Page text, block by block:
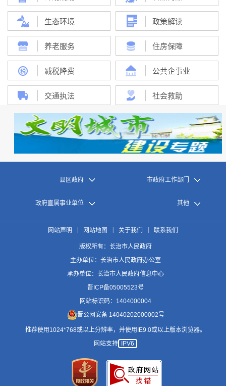
生态环境 政策解读
养老服务 住房保障
减税降费 公共企事业
交通执法 社会救助
县区政府 市政府工作部门
政府直属事业单位 其他
网站声明 | 网站地图 | 关于我们 | 联系我们
版权所有：长治市人民政府
主办单位：长治市人民政府办公室
承办单位：长治市人民政府信息中心
晋ICP备05005523号
网站标识码：1404000004
晋公网安备 14040202000002号
推荐使用1024*768或以上分辨率，并使用IE9.0或以上版本浏览器。
网站支持
IPV6